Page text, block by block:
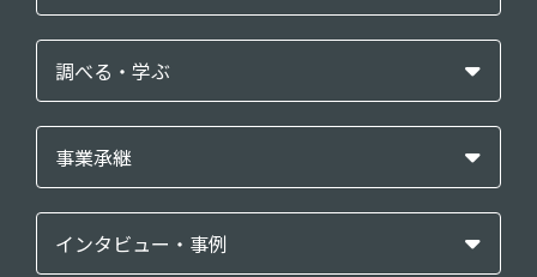
調べる・学ぶ
事業承継
インタビュー・事例